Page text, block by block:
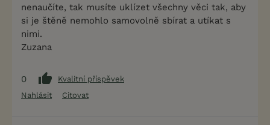
nenaučíte, tak musíte uklízet všechny věci tak, aby
si je štěně nemohlo samovolně sbírat a utíkat s
nimi.
Zuzana
0
Kvalitní příspěvek
Nahlásit
Citovat